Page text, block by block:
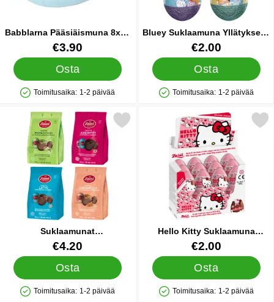
Babblarna Pääsiäismuna 8x12
cm
Tuote.nro 90357
€3.90
Osta
Saatavuus: Varastossa
Toimitusaika: 1-2 päivää
Bluey Suklaamuna Yllätyksellä
20 g
Tuote.nro 90440
€2.00
Osta
Saatavuus: Varastossa
Toimitusaika: 1-2 päivää
Suklaamunat
Pistaasi/Suolakaramelli/Gianduja
118-125 g
Tuote.nro 90445
€4.20
Osta
Saatavuus: Varastossa
Toimitusaika: 1-2 päivää
Pistaasi/Suolakaramelli/Gianduja 118-125 g
Hello Kitty Suklaamuna
Yllätyksellä
Tuote.nro 14409
€2.00
Osta
Saatavuus: Varastossa
Toimitusaika: 1-2 päivää
Merkitse hello Kitty